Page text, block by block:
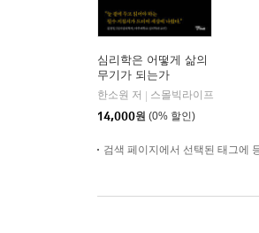
심리학은 어떻게 삶의
무기가 되는가
한소원 저 | 스몰빅라이프
14,000원 (0% 할인)
검색 페이지에서 선택된 태그에